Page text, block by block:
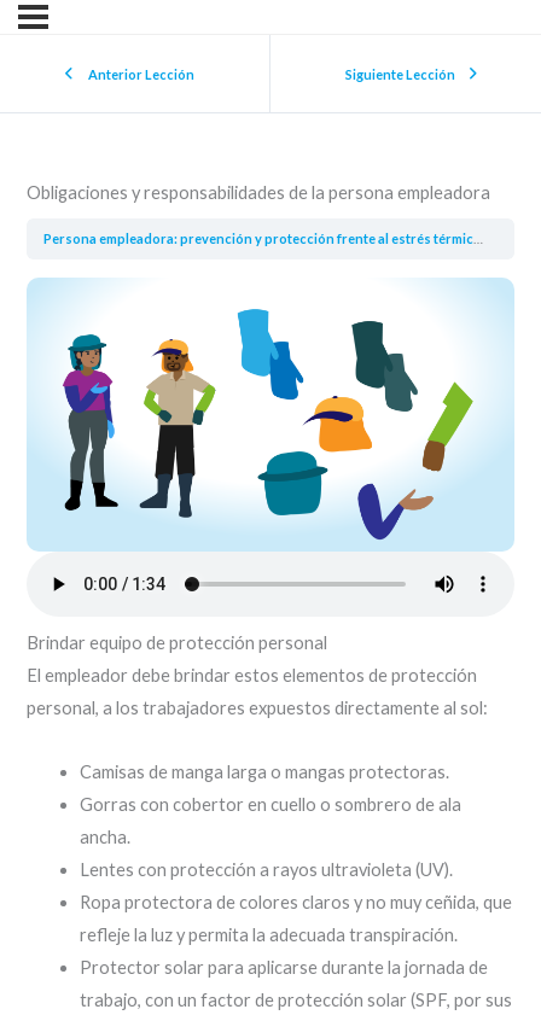
Anterior Lección Siguiente Lección
Obligaciones y responsabilidades de la persona empleadora
Brindar equipo de protección personal
El empleador debe brindar estos elementos de protección
personal, a los trabajadores expuestos directamente al sol:
Camisas de manga larga o mangas protectoras.
Gorras con cobertor en cuello o sombrero de ala
ancha.
Lentes con protección a rayos ultravioleta (UV).
Ropa protectora de colores claros y no muy ceñida, que
refleje la luz y permita la adecuada transpiración.
Protector solar para aplicarse durante la jornada de
trabajo, con un factor de protección solar (SPF, por sus